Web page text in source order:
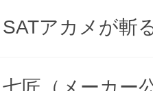
SATアカメが斬